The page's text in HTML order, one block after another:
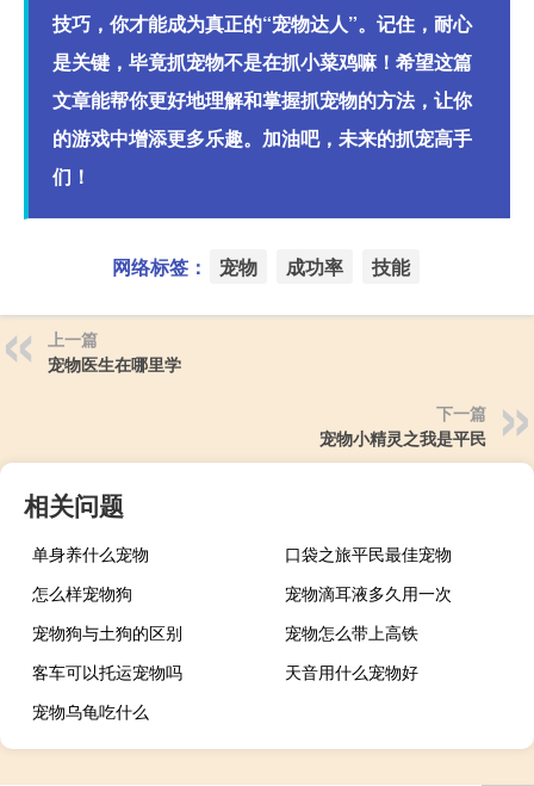
技巧，你才能成为真正的“宠物达人”。记住，耐心
是关键，毕竟抓宠物不是在抓小菜鸡嘛！希望这篇
文章能帮你更好地理解和掌握抓宠物的方法，让你
的游戏中增添更多乐趣。加油吧，未来的抓宠高手
们！
网络标签： 宠物 成功率 技能
上一篇
宠物医生在哪里学
下一篇
宠物小精灵之我是平民
相关问题
单身养什么宠物
口袋之旅平民最佳宠物
怎么样宠物狗
宠物滴耳液多久用一次
宠物狗与土狗的区别
宠物怎么带上高铁
客车可以托运宠物吗
天音用什么宠物好
宠物乌龟吃什么